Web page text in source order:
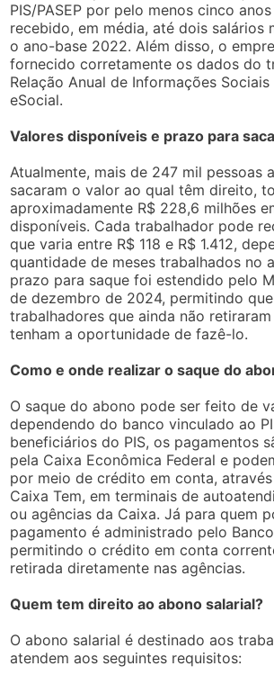
PIS/PASEP por pelo menos cinco
recebido, em média, até dois salários
o ano-base 2022. Além disso, o
fornecido corretamente os dados do
Relação Anual de Informações Sociais
eSocial.
Valores disponíveis e prazo para
Atualmente, mais de 247 mil pessoas
sacaram o valor ao qual têm direito,
aproximadamente R$ 228,6 milhões
disponíveis. Cada trabalhador pode
que varia entre R$ 118 e R$ 1.412,
quantidade de meses trabalhados no
prazo para saque foi estendido pelo
de dezembro de 2024, permitindo
trabalhadores que ainda não
tenham a oportunidade de fazê-lo.
Como e onde realizar o saque do
O saque do abono pode ser feito de
dependendo do banco vinculado ao
beneficiários do PIS, os pagamentos
pela Caixa Econômica Federal e
por meio de crédito em conta,
Caixa Tem, em terminais de
ou agências da Caixa. Já para quem
pagamento é administrado pelo
permitindo o crédito em conta
retirada diretamente nas agências.
Quem tem direito ao abono salarial?
O abono salarial é destinado aos
atendem aos seguintes requisitos: